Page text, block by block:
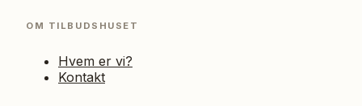
OM TILBUDSHUSET
Hvem er vi?
Kontakt